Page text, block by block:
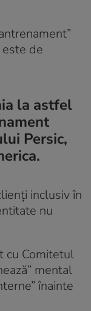
de
la astfel
Persic,
inclusiv în
nu
cu Comitetul
mental
înainte